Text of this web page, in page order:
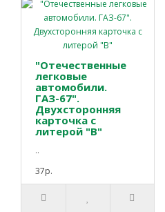
"Отечественные
легковые
автомобили.
ГАЗ-67".
Двухсторонняя
карточка с
литерой "В"
..
37р.